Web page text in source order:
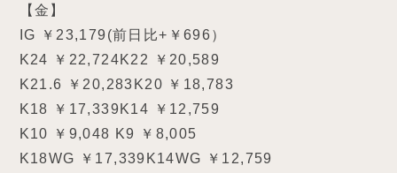
【金】
IG ￥23,179(前日比+￥696）
K24 ￥22,724K22 ￥20,589
K21.6 ￥20,283K20 ￥18,783
K18 ￥17,339K14 ￥12,759
K10 ￥9,048 K9 ￥8,005
K18WG ￥17,339K14WG ￥12,759